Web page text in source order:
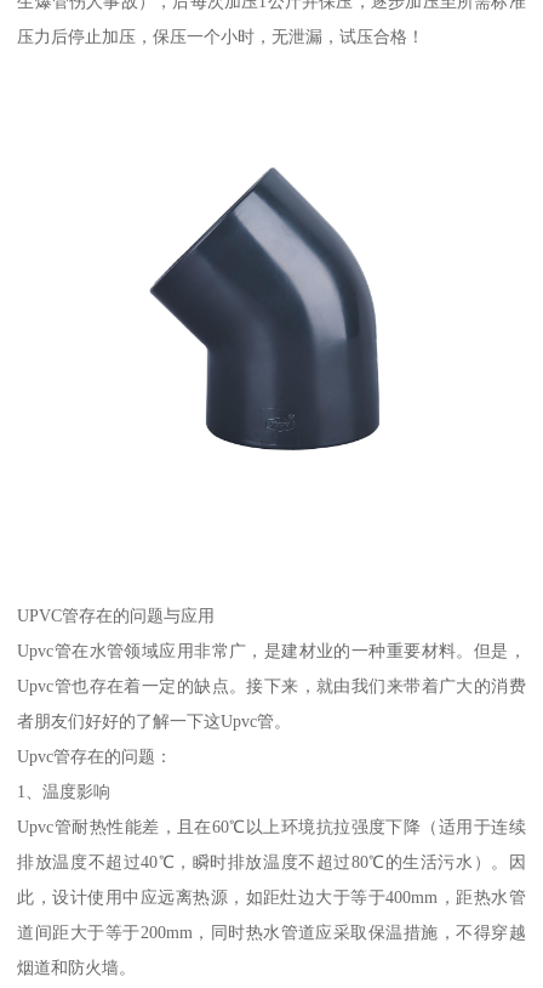
压力后停止加压，保压一个小时，无泄漏，试压合格！
UPVC管存在的问题与应用
Upvc管在水管领域应用非常广，是建材业的一种重要材料。但是，
Upvc管也存在着一定的缺点。接下来，就由我们来带着广大的消费
者朋友们好好的了解一下这Upvc管。
Upvc管存在的问题：
1、温度影响
Upvc管耐热性能差，且在60℃以上环境抗拉强度下降（适用于连续
排放温度不超过40℃，瞬时排放温度不超过80℃的生活污水）。因
此，设计使用中应远离热源，如距灶边大于等于400mm，距热水管
道间距大于等于200mm，同时热水管道应采取保温措施，不得穿越
烟道和防火墙。